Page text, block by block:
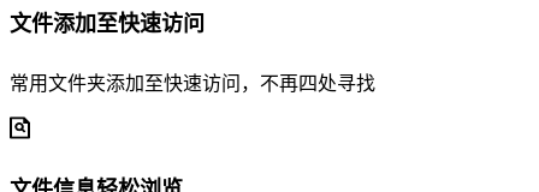
文件添加至快速访问
常用文件夹添加至快速访问，不再四处寻找